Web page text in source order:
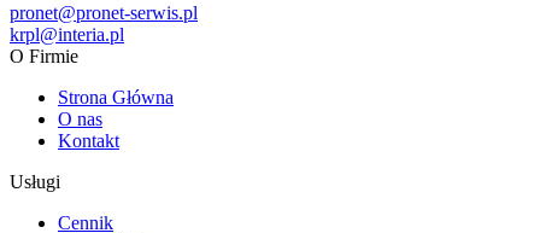
pronet@pronet-serwis.pl
krpl@interia.pl
O Firmie
Strona Główna
O nas
Kontakt
Usługi
Cennik